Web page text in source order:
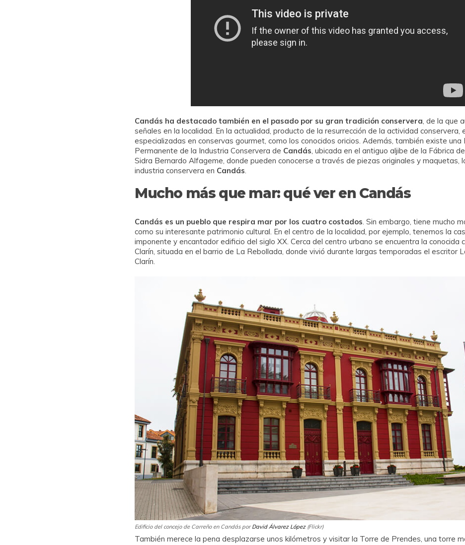
Candás ha destacado también en el pasado por su gran tradición conservera, de la que
señales en la localidad. En la actualidad, producto de la resurrección de la actividad conservera,
especializadas en conservas gourmet, como los conocidos oricios. Además, también existe una
Permanente de la Industria Conservera de Candás, ubicada en el antiguo aljibe de la Fábrica
Sidra Bernardo Alfageme, donde pueden conocerse a través de piezas originales y maquetas,
industria conservera en Candás.
Mucho más que mar: qué ver en Candás
Candás es un pueblo que respira mar por los cuatro costados. Sin embargo, tiene mucho
como su interesante patrimonio cultural. En el centro de la localidad, por ejemplo, tenemos la
imponente y encantador edificio del siglo XX. Cerca del centro urbano se encuentra la conocida
Clarín, situada en el barrio de La Rebollada, donde vivió durante largas temporadas el escritor
Clarín.
Edificio del concejo de Carreño en Candás porDavid Álvarez López(Flickr)
También merece la pena desplazarse unos kilómetros y visitar la Torre de Prendes, una torre